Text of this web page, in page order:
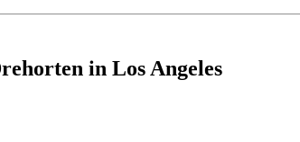
in Los Angeles